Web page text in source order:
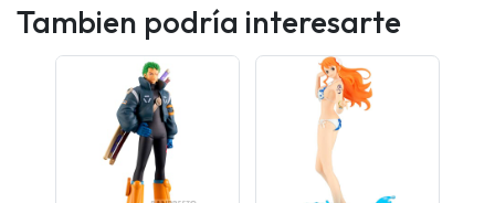
Tambien podría interesarte